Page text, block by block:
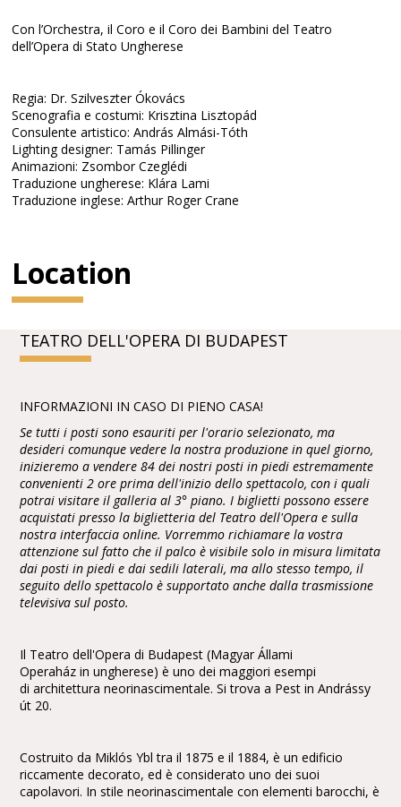
Con l’Orchestra, il Coro e il Coro dei Bambini del Teatro
dell’Opera di Stato Ungherese
Regia: Dr. Szilveszter Ókovács
Scenografia e costumi: Krisztina Lisztopád
Consulente artistico: András Almási-Tóth
Lighting designer: Tamás Pillinger
Animazioni: Zsombor Czeglédi
Traduzione ungherese: Klára Lami
Traduzione inglese: Arthur Roger Crane
Location
TEATRO DELL'OPERA DI BUDAPEST
INFORMAZIONI IN CASO DI PIENO CASA!
Se tutti i posti sono esauriti per l'orario selezionato, ma
desideri comunque vedere la nostra produzione in quel giorno,
inizieremo a vendere 84 dei nostri posti in piedi estremamente
convenienti 2 ore prima dell'inizio dello spettacolo, con i quali
potrai visitare il galleria al 3° piano. I biglietti possono essere
acquistati presso la biglietteria del Teatro dell'Opera e sulla
nostra interfaccia online. Vorremmo richiamare la vostra
attenzione sul fatto che il palco è visibile solo in misura limitata
dai posti in piedi e dai sedili laterali, ma allo stesso tempo, il
seguito dello spettacolo è supportato anche dalla trasmissione
televisiva sul posto.
Il Teatro dell'Opera di Budapest (Magyar Állami
Operaház in ungherese) è uno dei maggiori esempi
di architettura neorinascimentale. Si trova a Pest in Andrássy
út 20.
Costruito da Miklós Ybl tra il 1875 e il 1884, è un edificio
riccamente decorato, ed è considerato uno dei suoi
capolavori. In stile neorinascimentale con elementi barocchi, è